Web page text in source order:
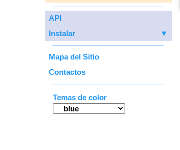
API
Instalar
▼
Mapa del Sitio
Contactos
Temas de color